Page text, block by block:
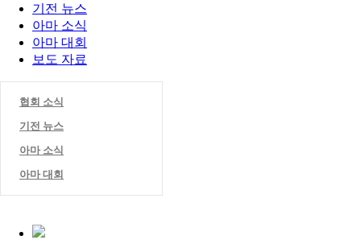
기전 뉴스
아마 소식
아마 대회
보도 자료
협회 소식
기전 뉴스
아마 소식
아마 대회